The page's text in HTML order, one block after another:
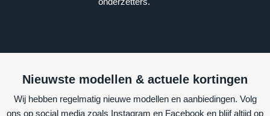
Nieuwste modellen & actuele kortingen
Wij hebben regelmatig nieuwe modellen en aanbiedingen. Volg
ons op social media zoals Instagram en Facebook en blijf altijd op